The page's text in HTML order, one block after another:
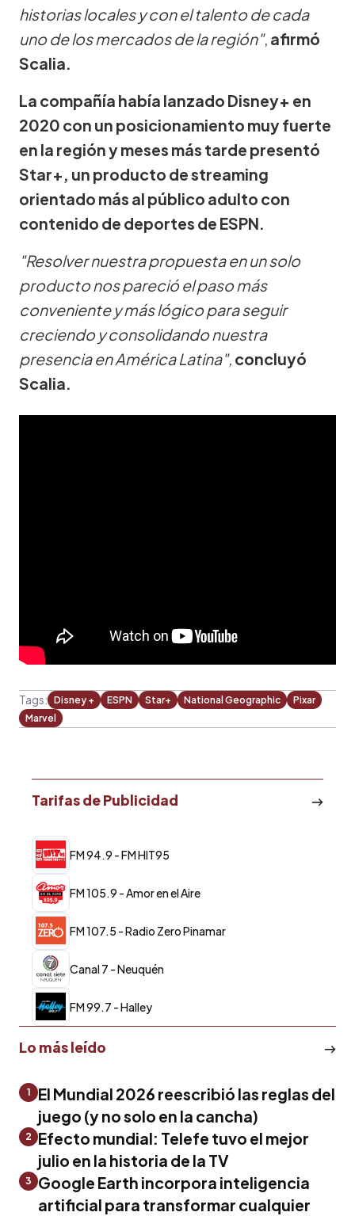
historias locales y con el talento de cada
uno de los mercados de la región", afirmó
Scalia.
La compañía había lanzado Disney+ en
2020 con un posicionamiento muy fuerte
en la región y meses más tarde presentó
Star+, un producto de streaming
orientado más al público adulto con
contenido de deportes de ESPN.
"Resolver nuestra propuesta en un solo
producto nos pareció el paso más
conveniente y más lógico para seguir
creciendo y consolidando nuestra
presencia en América Latina", concluyó
Scalia.
Tags: Disney + ESPN Star+ National Geographic
Pixar
Marvel
Tarifas de Publicidad
FM 94.9 - FM HIT95
FM 105.9 - Amor en el Aire
FM 107.5 - Radio Zero Pinamar
Canal 7 - Neuquén
FM 99.7 - Halley
Lo más leído
1
El Mundial 2026 reescribió las reglas del
juego (y no solo en la cancha)
2
Efecto mundial: Telefe tuvo el mejor
julio en la historia de la TV
3
Google Earth incorpora inteligencia
artificial para transformar cualquier